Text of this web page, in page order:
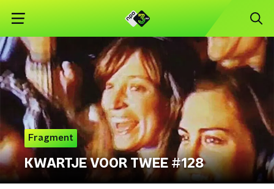
Fragment
KWARTJE VOOR TWEE #128